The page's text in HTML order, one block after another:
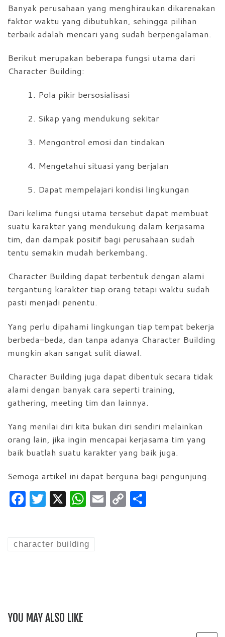
Banyak perusahaan yang menghiraukan dikarenakan
faktor waktu yang dibutuhkan, sehingga pilihan
terbaik adalah mencari yang sudah berpengalaman.
Berikut merupakan beberapa fungsi utama dari
Character Building:
1. Pola pikir bersosialisasi
2. Sikap yang mendukung sekitar
3. Mengontrol emosi dan tindakan
4. Mengetahui situasi yang berjalan
5. Dapat mempelajari kondisi lingkungan
Dari kelima fungsi utama tersebut dapat membuat
suatu karakter yang mendukung dalam kerjasama
tim, dan dampak positif bagi perusahaan sudah
tentu semakin mudah berkembang.
Character Building dapat terbentuk dengan alami
tergantung karakter tiap orang tetapi waktu sudah
pasti menjadi penentu.
Yang perlu dipahami lingkungan tiap tempat bekerja
berbeda-beda, dan tanpa adanya Character Building
mungkin akan sangat sulit diawal.
Character Building juga dapat dibentuk secara tidak
alami dengan banyak cara seperti training,
gathering, meeting tim dan lainnya.
Yang menilai diri kita bukan diri sendiri melainkan
orang lain, jika ingin mencapai kerjasama tim yang
baik buatlah suatu karakter yang baik juga.
Semoga artikel ini dapat berguna bagi pengunjung.
F
a
e
k
T
w
er
X W
h
s
E
m
C
o
character building
YOU MAY ALSO LIKE